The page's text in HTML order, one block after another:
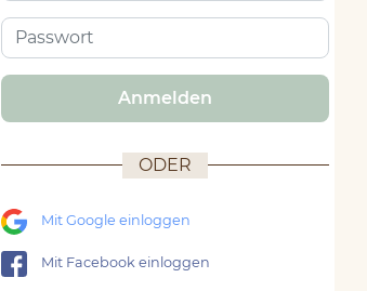
Anmelden
ODER
Mit Google einloggen
Mit Facebook einloggen